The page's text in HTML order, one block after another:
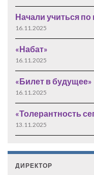
Начали учиться
16.11.2025
«Набат»
16.11.2025
«Билет в будущее»
16.11.2025
«Толерантность
13.11.2025
ДИРЕКТОР